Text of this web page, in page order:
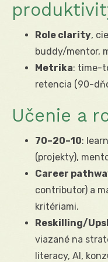
Role clarity,
buddy/mentor,
Metrika: time-
retencia (90-
Učenie a
70–20–10:
(projekty),
Career
contributor) a
kritériami.
Reskilling/
viazané na
literacy, AI,